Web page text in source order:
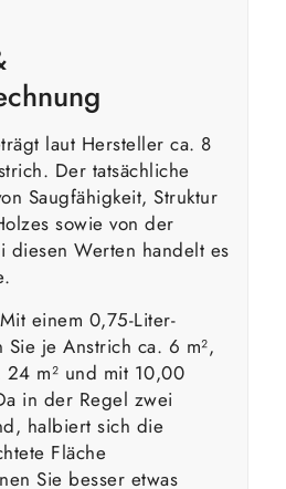
laut Hersteller ca. 8
Der tatsächliche
Saugfähigkeit, Struktur
sowie von der
diesen Werten handelt es
einem 0,75-Liter-
je Anstrich ca. 6 m²,
m² und mit 10,00
in der Regel zwei
halbiert sich die
Fläche
Sie besser etwas